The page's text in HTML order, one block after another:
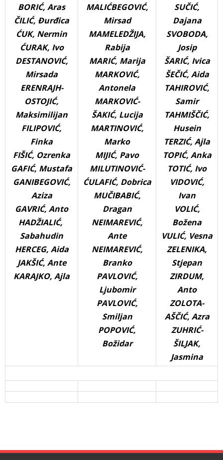
BORIĆ, Aras
ČILIĆ, Đurđica
ĆUK, Nermin
ĆURAK, Ivo
DESTANOVIĆ,
Mirsada
ERENRAJH-
OSTOJIĆ,
Maksimilijan
FILIPOVIĆ,
Finka
FIŠIĆ, Ozrenka
GAFIĆ, Mustafa
GANIBEGOVIĆ,
Aziza
GAVRIĆ, Anto
HADŽIALIĆ,
Sabahudin
HERCEG, Aida
JAKŠIĆ, Ante
KARAJKO, Ajla
MALIĆBEGOVIĆ,
Mirsad
MAMELEDŽIJA,
Rabija
MARIĆ, Marija
MARKOVIĆ,
Antonela
MARKOVIĆ-
ŠAKIĆ, Lucija
MARTINOVIĆ,
Marko
MIJIĆ, Pavo
MILUTINOVIĆ-
ĆULAFIĆ, Dobrica
MUČIBABIĆ,
Dragan
NEIMAREVIĆ,
Ante
NEIMAREVIĆ,
Branko
PAVLOVIĆ,
Ljubomir
PAVLOVIĆ,
Smiljan
POPOVIĆ,
Božidar
SUČIĆ,
Dajana
SVOBODA,
Josip
ŠARIĆ, Ivica
ŠEČIĆ, Aida
TAHIROVIĆ,
Samir
TAHMIŠČIĆ,
Husein
TERZIĆ, Ajla
TOPIĆ, Anka
TOTIĆ, Ivo
VIDOVIĆ,
Ivan
VOLIĆ,
Božena
VULIĆ, Vesna
ZELENIKA,
Stjepan
ZIRDUM,
Anto
ZOLOTA-
AŠČIĆ, Azra
ZUHRIĆ-
ŠILJAK,
Jasmina